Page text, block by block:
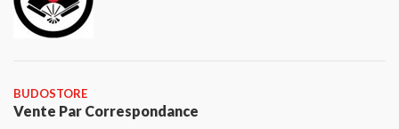
BUDOSTORE
Vente Par Correspondance